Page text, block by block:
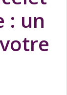
: un